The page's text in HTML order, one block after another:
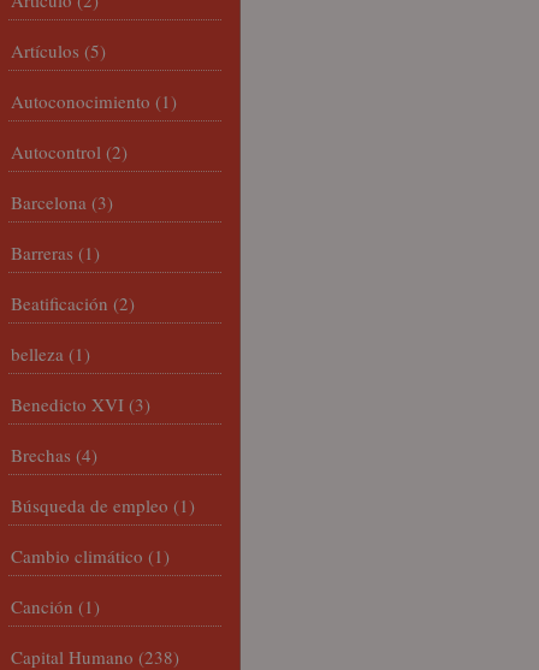
Artículos (5)
Autoconocimiento (1)
Autocontrol (2)
Barcelona (3)
Barreras (1)
Beatificación (2)
belleza (1)
Benedicto XVI (3)
Brechas (4)
Búsqueda de empleo (1)
Cambio climático (1)
Canción (1)
Capital Humano (238)